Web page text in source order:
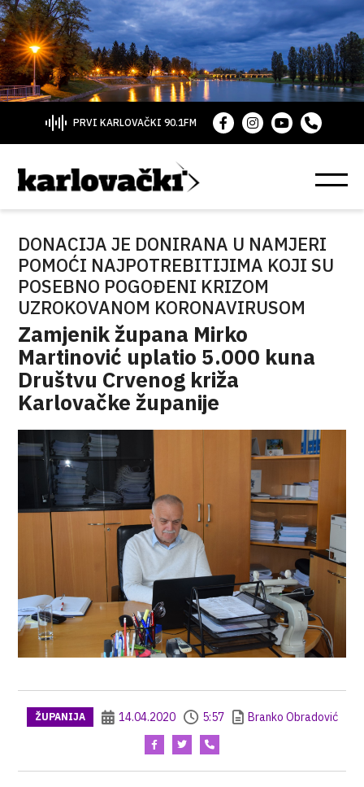
PRVI KARLOVAČKI 90.1FM
DONACIJA JE DONIRANA U NAMJERI
POMOĆI NAJPOTREBITIJIMA KOJI SU
POSEBNO POGOĐENI KRIZOM
UZROKOVANOM KORONAVIRUSOM
Zamjenik župana Mirko
Martinović uplatio 5.000 kuna
Društvu Crvenog križa
Karlovačke županije
ŽUPANIJA 14.04.2020 5:57 Branko Obradović